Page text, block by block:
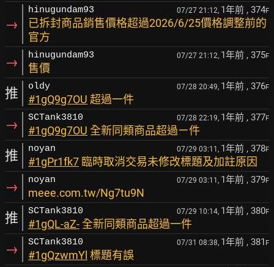
→
hinugundam93 07/27 21:12, 1年前 , 374F
已拆封商品銷售價格超過2026/6/25價格調整前的
官方
→ hinugundam93 07/27 21:12, 1年前 , 375F
售價
推 oldy 07/28 20:49, 1年前 , 376F
#1gQ9g7OU 超過一件
→ SCTank3810 07/28 22:19, 1年前 , 377F
#1gQ9g7OU 全新同類商品超過ㄧ件
推 noyan 07/29 03:11, 1年前 , 378F
#1gPr1fk7 臨時取消交易未修改標題及加註原因
→ noyan 07/29 03:11, 1年前 , 379F
meee.com.tw/Ng7tu9N
推 SCTank3810 07/29 10:14, 1年前 , 380F
#1gQL-aZ-全新同類商品超過一件
→ SCTank3810 07/31 08:38, 1年前 , 381 F
#1gQzwmYl 標題有誤